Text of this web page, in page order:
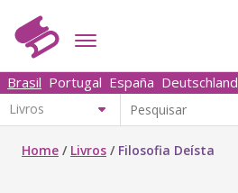
Brasil Portugal España Deutschland
Home / Livros / Filosofia Deísta